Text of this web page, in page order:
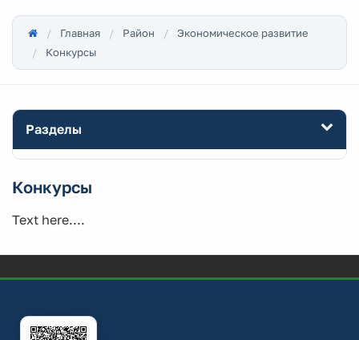
Главная Район
Экономическое развитие
Конкурсы
Разделы
Конкурсы
Text here....